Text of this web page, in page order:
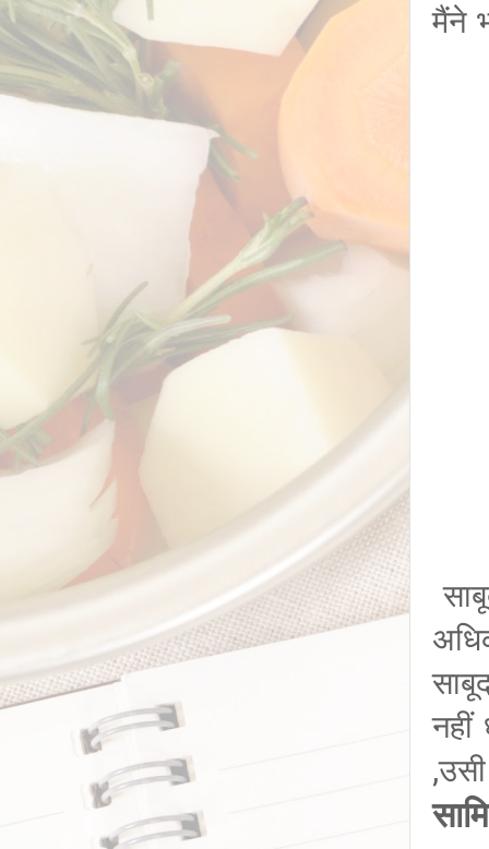
मैंने
नहीं